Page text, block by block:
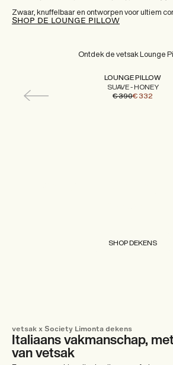
Zwaar, knuffelbaar en ontworpen voor ultiem
SHOP DE LOUNGE PILLOW
Ontdek de vetsak Lounge
LOUNGE PILLOW
SUAVE - HONEY
€ 390€ 332
SHOP DEKENS
vetsak x Society Limonta dekens
Italiaans vakmanschap,
van vetsak